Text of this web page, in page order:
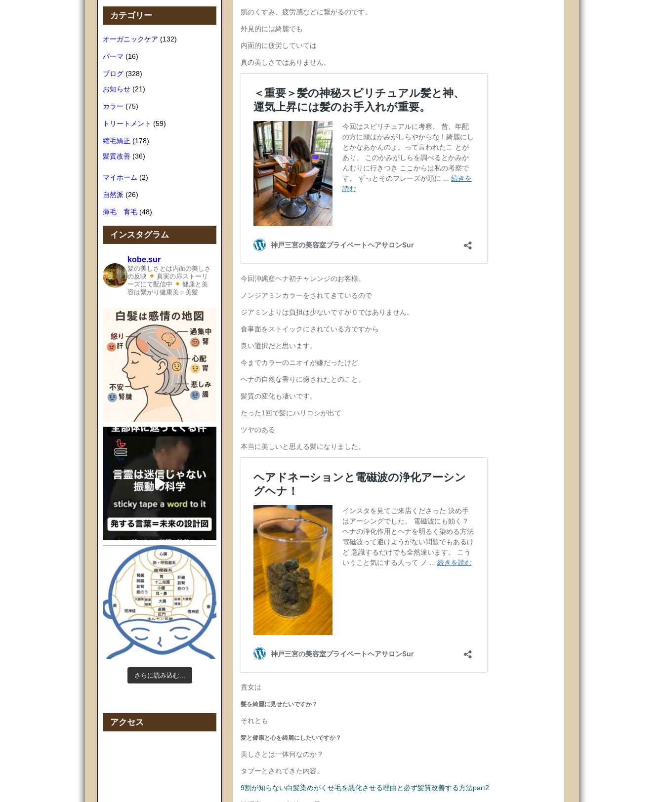
肌のくすみ、疲労感などに繋がるのです。
外見的には綺麗でも
内面的に疲労していては
真の美しさではありません。
今回沖縄産ヘナ初チャレンジのお客様。
ノンジアミンカラーをされてきているので
ジアミンよりは負担は少ないですが０ではありません。
食事面をストイックにされている方ですから
良い選択だと思います。
今までカラーのニオイが嫌だったけど
ヘナの自然な香りに癒されたとのこと。
髪質の変化も凄いです。
たった1回で髪にハリコシが出て
ツヤのある
本当に美しいと思える髪になりました。
貴女は
髪を綺麗に見せたいですか？
それとも
髪と健康と心を綺麗にしたいですか？
美しさとは一体何なのか？
タブーとされてきた内容。
9割が知らない白髪染めがくせ毛を悪化させる理由と必ず髪質改善する方法part2
カテゴリー
オーガニックケア (132)
パーマ (16)
ブログ (328)
お知らせ (21)
カラー (75)
トリートメント (59)
縮毛矯正 (178)
髪質改善 (36)
マイホーム (2)
自然派 (26)
薄毛 育毛 (48)
インスタグラム
kobe.sur
髪の美しさとは内面の美しさ
の反映
真実の扉ストーリ
ーズにて配信中
健康と美
容は繋がり健康美＝美髪
さらに読み込む...
アクセス